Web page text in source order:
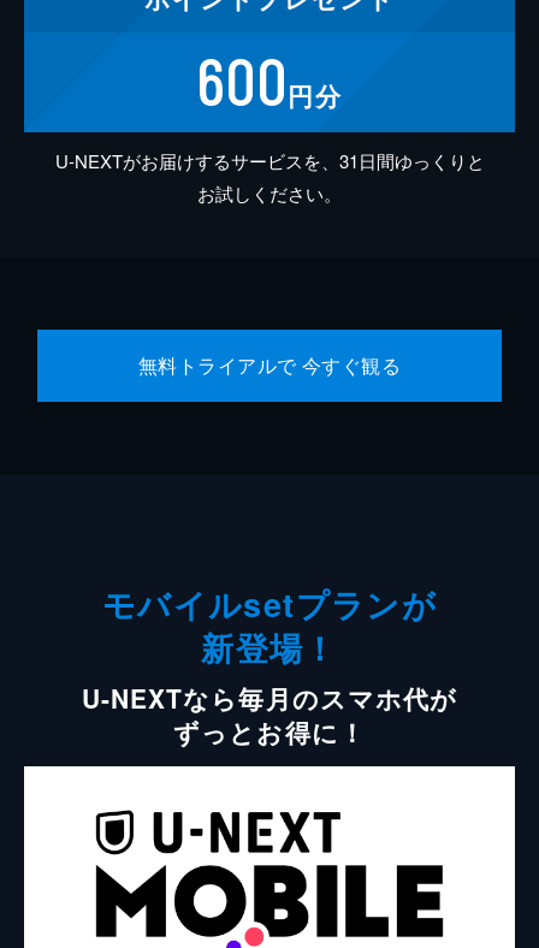
600円分
U-NEXTがお届けするサービスを、31日間ゆっくりと
お試しください。
無料トライアルで 今すぐ観る
モバイルsetプランが
新登場！
U-NEXTなら毎月のスマホ代が
ずっとお得に！